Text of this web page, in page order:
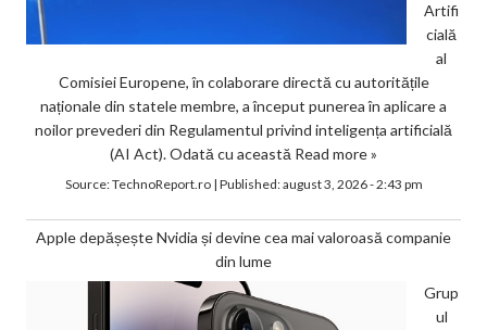
Artifi
cială
al
Comisiei Europene, în colaborare directă cu autoritățile
naționale din statele membre, a început punerea în aplicare a
noilor prevederi din Regulamentul privind inteligența artificială
(AI Act). Odată cu această Read more »
Source:TechnoReport.ro| Published:august 3, 2026 - 2:43 pm
Apple depășește Nvidia și devine cea mai valoroasă companie
din lume
Grup
ul